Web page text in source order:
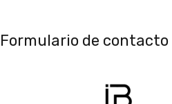
Formulario de contacto